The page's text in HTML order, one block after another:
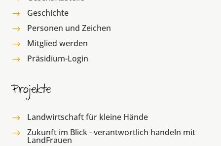
$ Geschichte
$ Personen und Zeichen
$ Mitglied werden
$ Präsidium-Login
Projekte
$ Landwirtschaft für kleine Hände
$ Zukunft im Blick - verantwortlich handeln mit
LandFrauen